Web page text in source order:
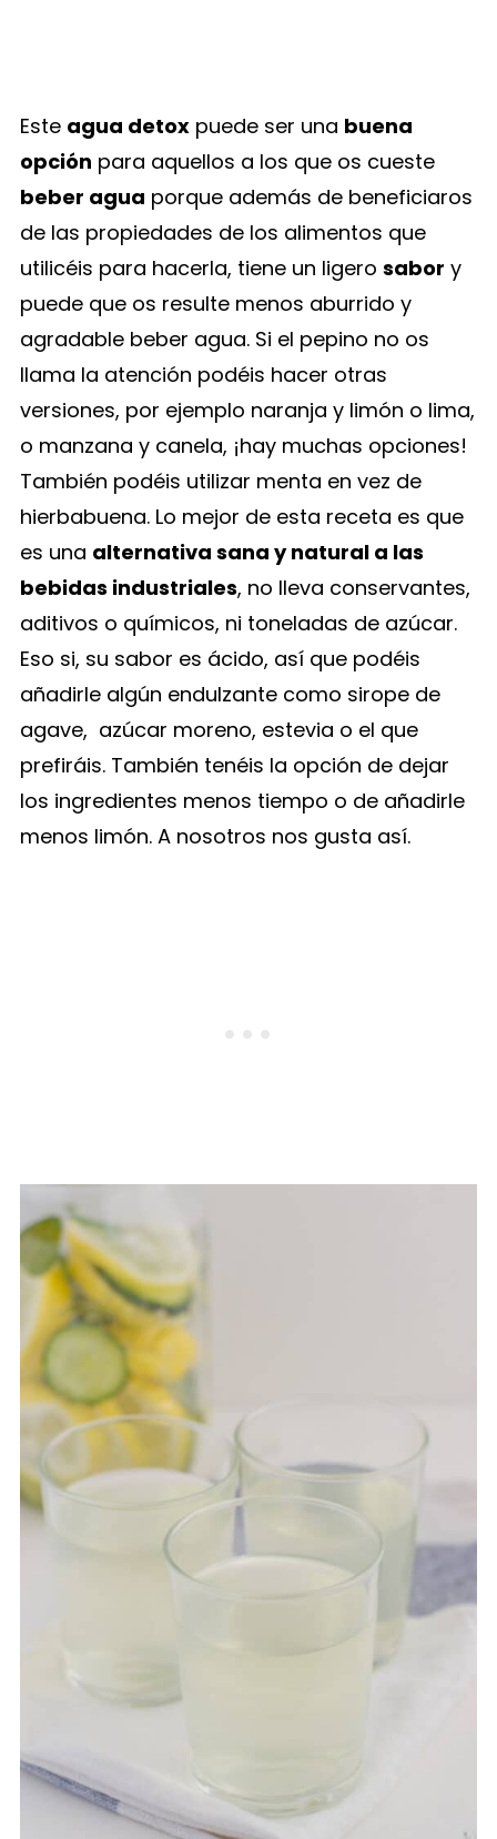
Este agua detoxpuede ser una buena
opción para aquellos a los que os cueste
beber agua porque además de beneficiaros
de las propiedades de los alimentos que
utilicéis para hacerla, tiene un ligero sabor y
puede que os resulte menos aburrido y
agradable beber agua. Si el pepino no os
llama la atención podéis hacer otras
versiones, por ejemplo naranja y limón o lima,
o manzana y canela, ¡hay muchas opciones!
También podéis utilizar menta en vez de
hierbabuena. Lo mejor de esta receta es que
es una alternativa sana y natural a las
bebidas industriales, no lleva conservantes,
aditivos o químicos, ni toneladas de azúcar.
Eso si, su sabor es ácido, así que podéis
añadirle algún endulzante como sirope de
agave, azúcar moreno, estevia o el que
prefiráis. También tenéis la opción de dejar
los ingredientes menos tiempo o de añadirle
menos limón. A nosotros nos gusta así.